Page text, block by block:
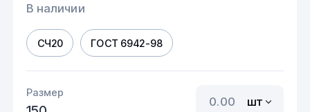
В наличии
СЧ20 ГОСТ 6942-98
Размер
шт